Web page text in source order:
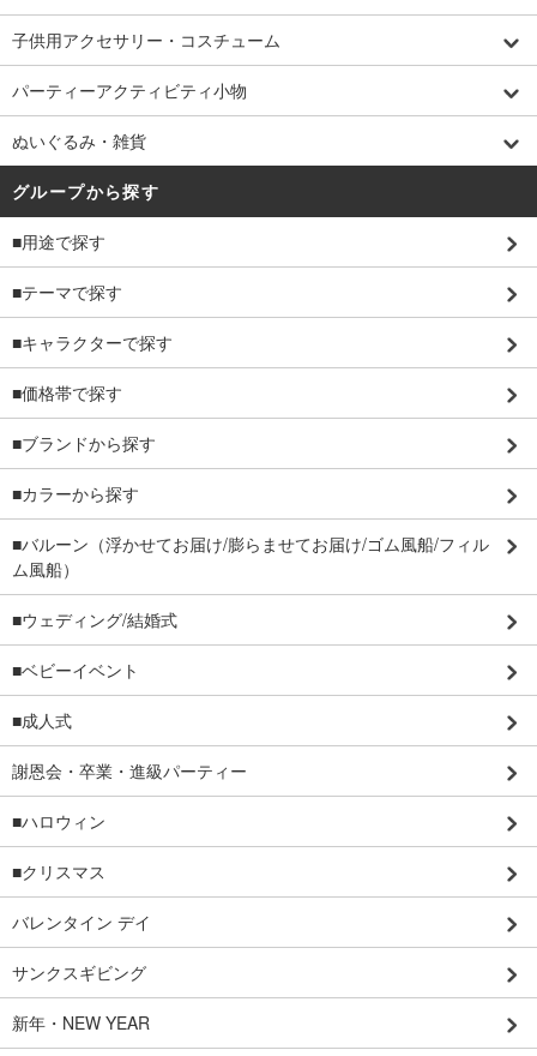
子供用アクセサリー・コスチューム
パーティーアクティビティ小物
ぬいぐるみ・雑貨
グループから探す
■用途で探す
■テーマで探す
■キャラクターで探す
■価格帯で探す
■ブランドから探す
■カラーから探す
■バルーン（浮かせてお届け/膨らませてお届け/ゴム風船/フィル
ム風船）
■ウェディング/結婚式
■ベビーイベント
■成人式
謝恩会・卒業・進級パーティー
■ハロウィン
■クリスマス
バレンタイン デイ
サンクスギビング
新年・NEW YEAR